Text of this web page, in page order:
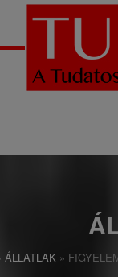
ÁLLATLAK